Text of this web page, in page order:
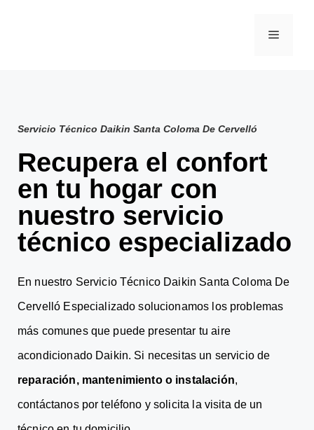
Servicio Técnico Daikin Santa Coloma De Cervelló
Recupera el confort
en tu hogar con
nuestro servicio
técnico especializado
En nuestro Servicio Técnico Daikin Santa Coloma De
Cervelló Especializado solucionamos los problemas
más comunes que puede presentar tu aire
acondicionado Daikin. Si necesitas un servicio de
reparación, mantenimiento o instalación,
contáctanos por teléfono y solicita la visita de un